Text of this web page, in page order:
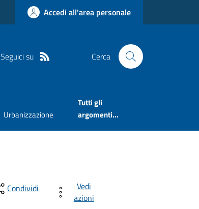
Accedi all'area personale
Seguici su Cerca
Urbanizzazione
Tutti gli
argomenti...
Condividi
Vedi
azioni